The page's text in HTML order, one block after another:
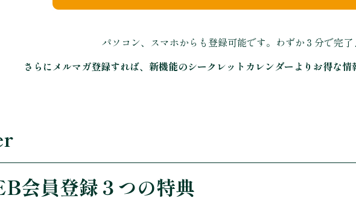
パソコン、スマホからも登録可能です。わずか３分で完了
さらにメルマガ登録すれば、新機能のシークレットカレンダーよりお得な
会員登録３つの特典